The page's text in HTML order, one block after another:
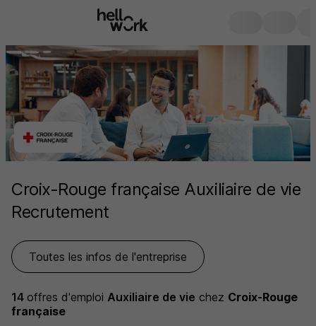
Croix-Rouge française Auxiliaire de vie
Recrutement
Toutes les infos de l'entreprise
14 offres d'emploi Auxiliaire de vie chez Croix-Rouge
française